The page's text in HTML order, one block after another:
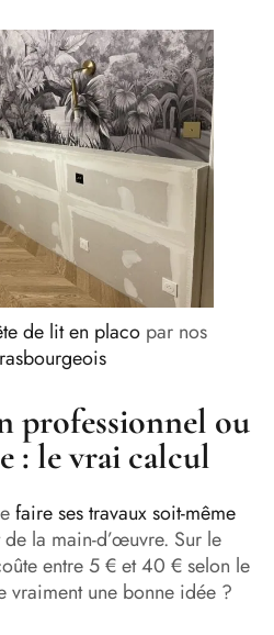
de lit en placo par nos
professionnel ou
: le vrai calcul
faire ses travaux soit-même
la main-d’œuvre. Sur le
entre 5 € et 40 € selon le
vraiment une bonne idée ?